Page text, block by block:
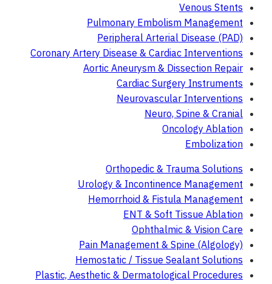
Venous Stents
Pulmonary Embolism Management
Peripheral Arterial Disease (PAD)
Coronary Artery Disease & Cardiac Interventions
Aortic Aneurysm & Dissection Repair
Cardiac Surgery Instruments
Neurovascular Interventions
Neuro, Spine & Cranial
Oncology Ablation
Embolization
Orthopedic & Trauma Solutions
Urology & Incontinence Management
Hemorrhoid & Fistula Management
ENT & Soft Tissue Ablation
Ophthalmic & Vision Care
Pain Management & Spine (Algology)
Hemostatic / Tissue Sealant Solutions
Plastic, Aesthetic & Dermatological Procedures